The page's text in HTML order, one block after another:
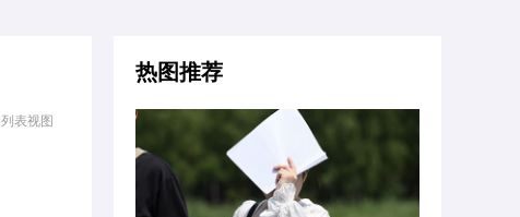
列表视图
热图推荐